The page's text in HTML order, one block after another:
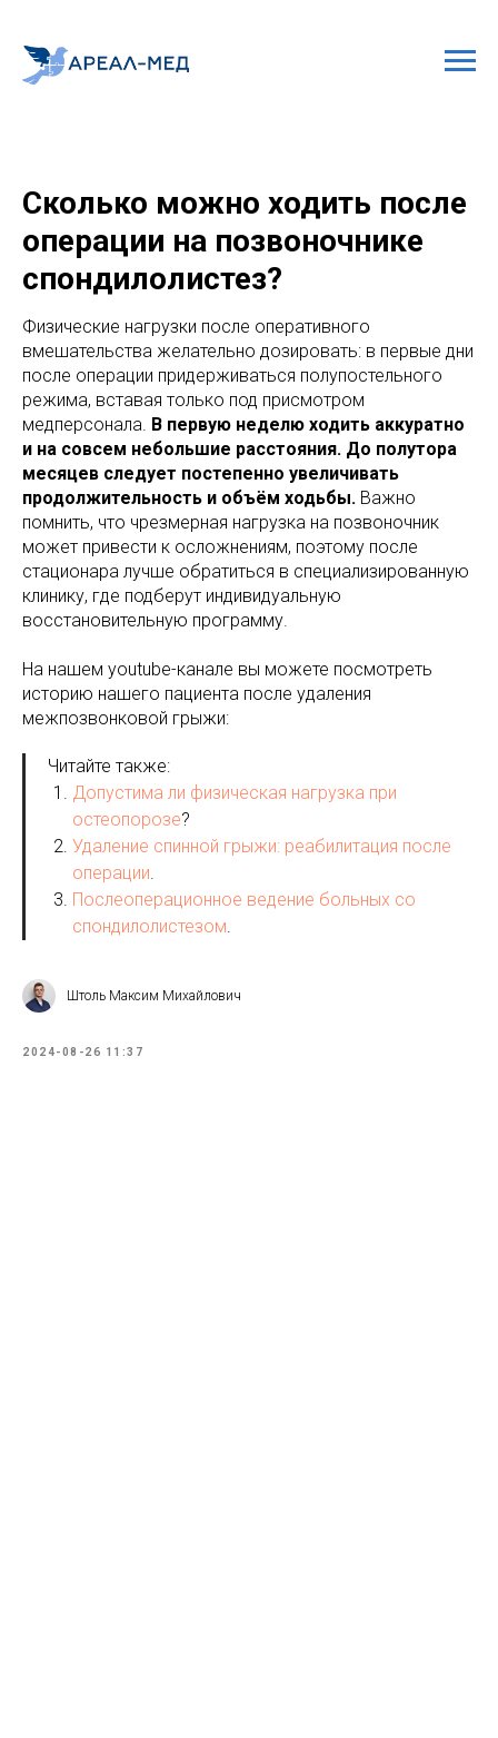
Сколько можно ходить после
операции на позвоночнике
спондилолистез?
Физические нагрузки после оперативного
вмешательства желательно дозировать: в первые дни
после операции придерживаться полупостельного
режима, вставая только под присмотром
медперсонала. В первую неделю ходить аккуратно
и на совсем небольшие расстояния. До полутора
месяцев следует постепенно увеличивать
продолжительность и объём ходьбы. Важно
помнить, что чрезмерная нагрузка на позвоночник
может привести к осложнениям, поэтому после
стационара лучше обратиться в специализированную
клинику, где подберут индивидуальную
восстановительную программу.
На нашем youtube-канале вы можете посмотреть
историю нашего пациента после удаления
межпозвонковой грыжи:
Читайте также:
Допустима ли физическая нагрузка при
остеопорозе?
Удаление спинной грыжи: реабилитация после
операции.
Послеоперационное ведение больных со
спондилолистезом.
Штоль Максим Михайлович
2024-08-26 11:37